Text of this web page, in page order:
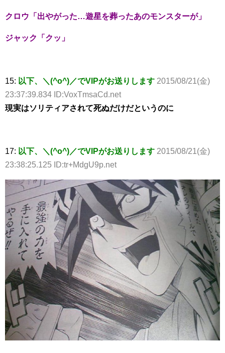
クロウ「出やがった…遊星を葬ったあのモンスターが」
ジャック「クッ」
15: 以下、＼(^o^)／でVIPがお送りします 2015/08/21(金)
23:37:39.834 ID:VoxTmsaCd.net
現実はソリティアされて死ぬだけだというのに
17: 以下、＼(^o^)／でVIPがお送りします 2015/08/21(金)
23:38:25.125 ID:tr+MdgU9p.net